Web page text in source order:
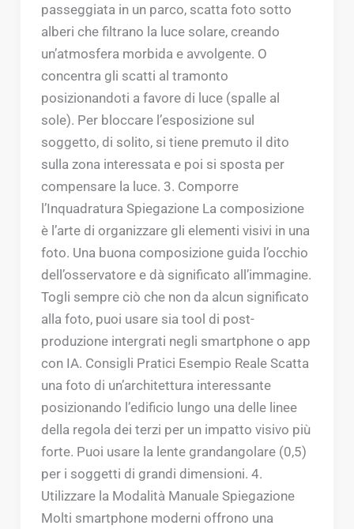
passeggiata in un parco, scatta foto sotto
alberi che filtrano la luce solare, creando
un’atmosfera morbida e avvolgente. O
concentra gli scatti al tramonto
posizionandoti a favore di luce (spalle al
sole). Per bloccare l’esposizione sul
soggetto, di solito, si tiene premuto il dito
sulla zona interessata e poi si sposta per
compensare la luce. 3. Comporre
l’Inquadratura Spiegazione La composizione
è l’arte di organizzare gli elementi visivi in una
foto. Una buona composizione guida l’occhio
dell’osservatore e dà significato all’immagine.
Togli sempre ciò che non da alcun significato
alla foto, puoi usare sia tool di post-
produzione intergrati negli smartphone o app
con IA. Consigli Pratici Esempio Reale Scatta
una foto di un’architettura interessante
posizionando l’edificio lungo una delle linee
della regola dei terzi per un impatto visivo più
forte. Puoi usare la lente grandangolare (0,5)
per i soggetti di grandi dimensioni. 4.
Utilizzare la Modalità Manuale Spiegazione
Molti smartphone moderni offrono una